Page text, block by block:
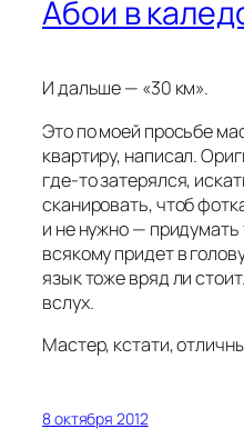
Абои в
И дальше — «30 км».
Это по моей просьбе
квартиру, написал.
где-то затерялся,
сканировать, чтоб
и не нужно —
всякому придет в
язык тоже вряд ли
вслух.
Мастер, кстати,
8 октября 2012